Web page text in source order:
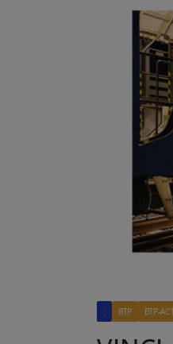
: BTP BTP-